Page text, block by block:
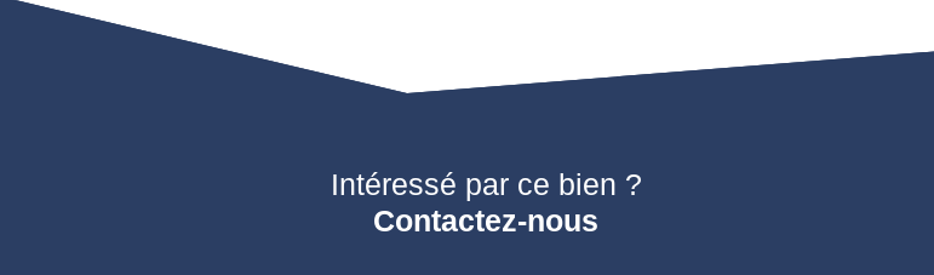
Intéressé par ce bien ?
Contactez-nous